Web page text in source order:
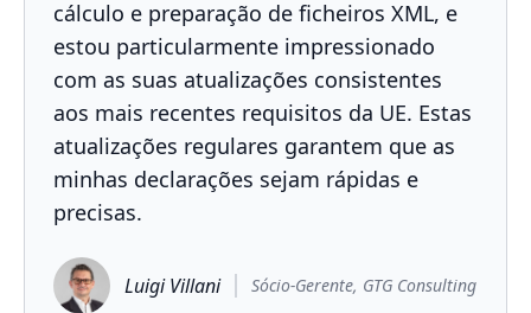
cálculo e preparação de ficheiros XML, e
estou particularmente impressionado
com as suas atualizações consistentes
aos mais recentes requisitos da UE. Estas
atualizações regulares garantem que as
minhas declarações sejam rápidas e
precisas.
Luigi Villani Sócio-Gerente, GTG Consulting